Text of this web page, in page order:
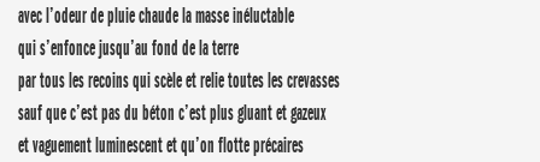
avec l’odeur de pluie chaude la masse inéluctable
qui s’enfonce jusqu’au fond de la terre
par tous les recoins qui scèle et relie toutes les crevasses
sauf que c’est pas du béton c’est plus gluant et gazeux
et vaguement luminescent et qu’on flotte précaires